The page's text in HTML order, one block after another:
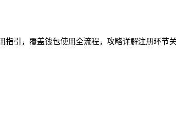
引，覆盖钱包使用全流程，攻略详解注册环节